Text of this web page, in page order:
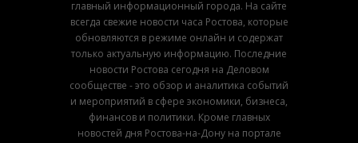
главный информационный города. На сайте
всегда свежие новости часа Ростова, которые
обновляются в режиме онлайн и содержат
только актуальную информацию. Последние
новости Ростова сегодня на Деловом
сообществе - это обзор и аналитика событий
и мероприятий в сфере экономики, бизнеса,
финансов и политики. Кроме главных
новостей дня Ростова-на-Дону на портале